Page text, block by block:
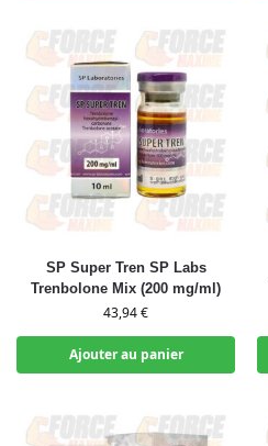
SP Super Tren SP Labs
Trenbolone Mix (200 mg/ml)
43,94€
Ajouter au panier